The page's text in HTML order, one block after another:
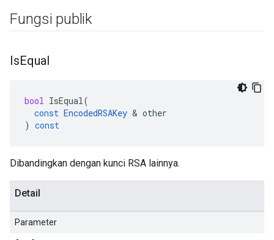
Fungsi publik
IsEqual
bool IsEqual(
const EncodedRSAKey & other
) const
Dibandingkan dengan kunci RSA lainnya.
Detail
Parameter